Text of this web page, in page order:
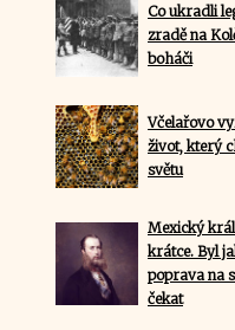
Co ukradli
zradě na
boháči
Včelařovo
život, který
světu
Mexický
krátce. Byl
poprava na
čekat